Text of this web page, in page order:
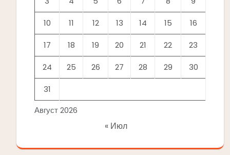
Август 2026
10 11 12 13 14 15 16
17 18 19 20 21 22 23
24 25 26 27 28 29 30
31
« Июл